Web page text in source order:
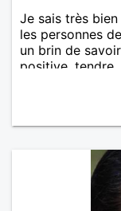
Je sais très
les personnes
un brin de
positive,
entreprendre,
avec une